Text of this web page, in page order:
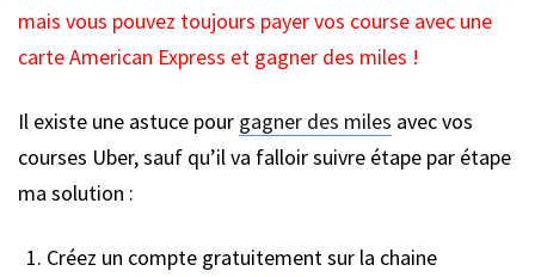
mais vous pouvez toujours payer vos course avec une
carte American Express et gagner des miles !
Il existe une astuce pour gagner des miles avec vos
courses Uber, sauf qu’il va falloir suivre étape par étape
ma solution :
Créez un compte gratuitement sur la chaine